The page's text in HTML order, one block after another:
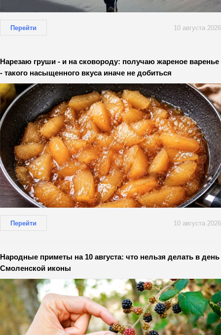
Перейти 10 августа 2026
Нарезаю груши - и на сковороду: получаю жареное варенье
- такого насыщенного вкуса иначе не добиться
Перейти 10 августа 2026
Народные приметы на 10 августа: что нельзя делать в день
Смоленской иконы